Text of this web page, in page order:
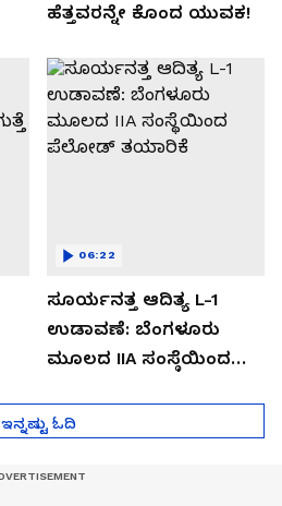
ಹೆತ್ತವರನ್ನೇ ಕೊಂದ ಯುವಕ!
ಸೂರ್ಯನತ್ತ ಆದಿತ್ಯ L-1
ಉಡಾವಣೆ: ಬೆಂಗಳೂರು
ಮೂಲದ IIA ಸಂಸ್ಥೆಯಿಂದ
06:22
ಇನ್ನಷ್ಟು ಓದಿ